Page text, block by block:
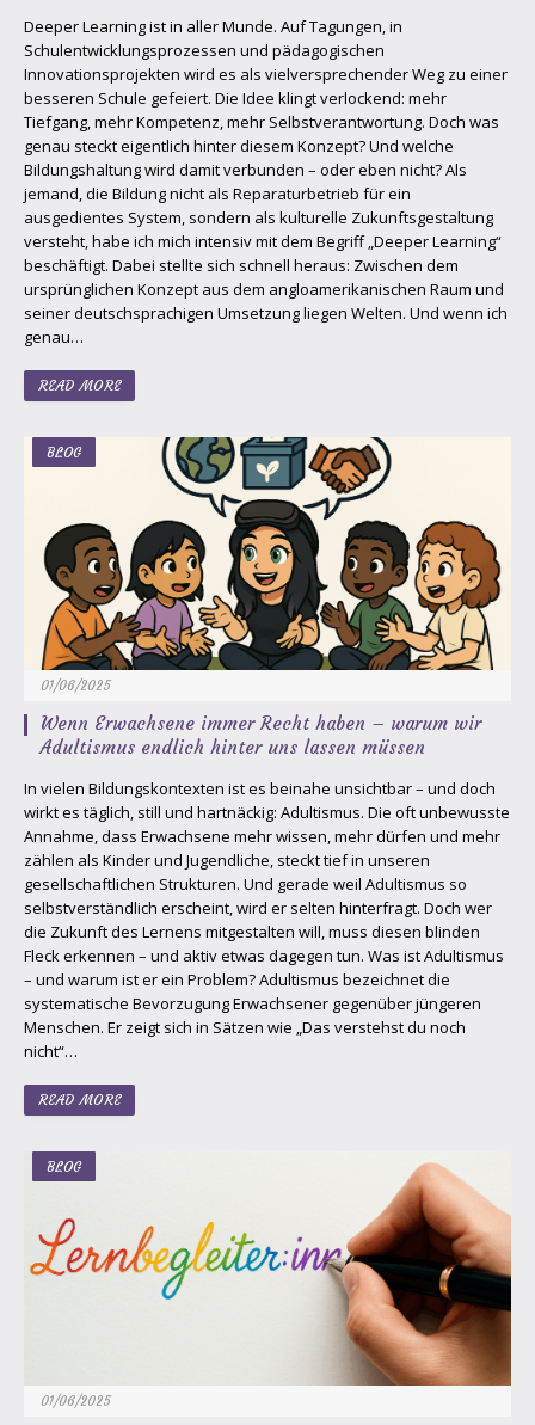
Deeper Learning ist in aller Munde. Auf Tagungen, in
Schulentwicklungsprozessen und pädagogischen
Innovationsprojekten wird es als vielversprechender Weg zu einer
besseren Schule gefeiert. Die Idee klingt verlockend: mehr
Tiefgang, mehr Kompetenz, mehr Selbstverantwortung. Doch was
genau steckt eigentlich hinter diesem Konzept? Und welche
Bildungshaltung wird damit verbunden – oder eben nicht? Als
jemand, die Bildung nicht als Reparaturbetrieb für ein
ausgedientes System, sondern als kulturelle Zukunftsgestaltung
versteht, habe ich mich intensiv mit dem Begriff „Deeper Learning“
beschäftigt. Dabei stellte sich schnell heraus: Zwischen dem
ursprünglichen Konzept aus dem angloamerikanischen Raum und
seiner deutschsprachigen Umsetzung liegen Welten. Und wenn ich
genau…
READ MORE
BLOG
01/06/2025
Wenn Erwachsene immer Recht haben – warum wir
Adultismus endlich hinter uns lassen müssen
In vielen Bildungskontexten ist es beinahe unsichtbar – und doch
wirkt es täglich, still und hartnäckig: Adultismus. Die oft unbewusste
Annahme, dass Erwachsene mehr wissen, mehr dürfen und mehr
zählen als Kinder und Jugendliche, steckt tief in unseren
gesellschaftlichen Strukturen. Und gerade weil Adultismus so
selbstverständlich erscheint, wird er selten hinterfragt. Doch wer
die Zukunft des Lernens mitgestalten will, muss diesen blinden
Fleck erkennen – und aktiv etwas dagegen tun. Was ist Adultismus
– und warum ist er ein Problem? Adultismus bezeichnet die
systematische Bevorzugung Erwachsener gegenüber jüngeren
Menschen. Er zeigt sich in Sätzen wie „Das verstehst du noch
nicht“…
READ MORE
BLOG
01/06/2025